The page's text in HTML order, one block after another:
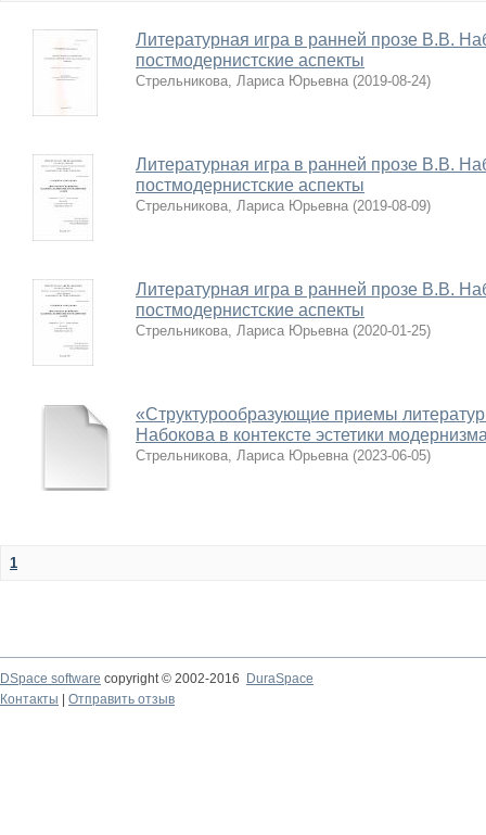
Литературная игра в ранней прозе В.В.
постмодернистские аспекты
Стрельникова, Лариса Юрьевна (2019-08-24)
Литературная игра в ранней прозе В.В.
постмодернистские аспекты
Стрельникова, Лариса Юрьевна (2019-08-09)
Литературная игра в ранней прозе В.В.
постмодернистские аспекты
Стрельникова, Лариса Юрьевна (2020-01-25)
«Структурообразующие приемы
Набокова в контексте эстетики
Стрельникова, Лариса Юрьевна (2023-06-05)
1
DSpace software copyright © 2002-2016
DuraSpace
Контакты
Отправить отзыв